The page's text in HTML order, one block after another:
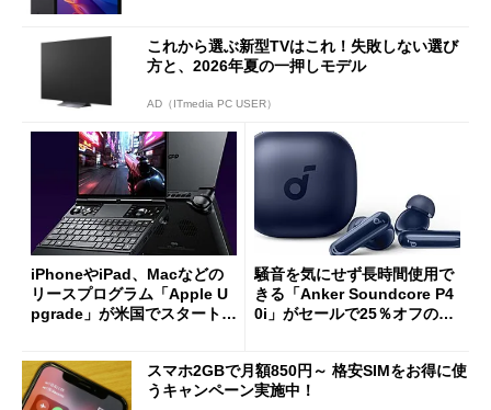
これから選ぶ新型TVはこれ！失敗しない選び
方と、2026年夏の一押しモデル
AD（ITmedia PC USER）
iPhoneやiPad、Macなどの
リースプログラム「Apple U
pgrade」が米国でスタート／
ut」が明...
騒音を気にせず長時間使用で
きる「Anker Soundcore P4
0i」がセールで25％オフの59
スマホ2GBで月額850円～ 格安SIMをお得に使
うキャンペーン実施中！